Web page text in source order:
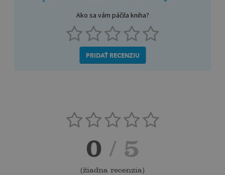
Ako sa vám páčila kniha?
PRIDAŤ RECENZIU
0 / 5
(žiadna recenzia)